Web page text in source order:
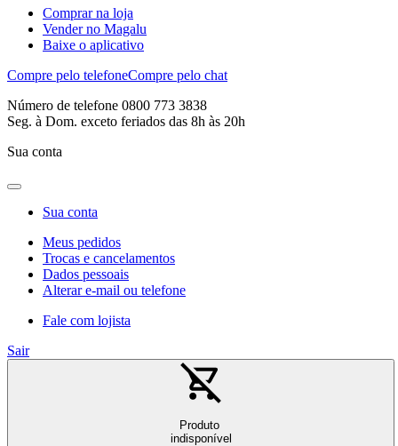
Comprar na loja
Vender no Magalu
Baixe o aplicativo
Compre pelo telefoneCompre pelo chat
Número de telefone 0800 773 3838
Seg. à Dom. exceto feriados das 8h às 20h
Sua conta
Sua conta
Meus pedidos
Trocas e cancelamentos
Dados pessoais
Alterar e-mail ou telefone
Fale com lojista
Sair
Produto
indisponível